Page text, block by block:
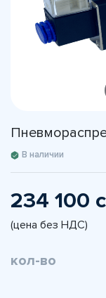
В наличии
234 100
(цена без НДС)
кол-во